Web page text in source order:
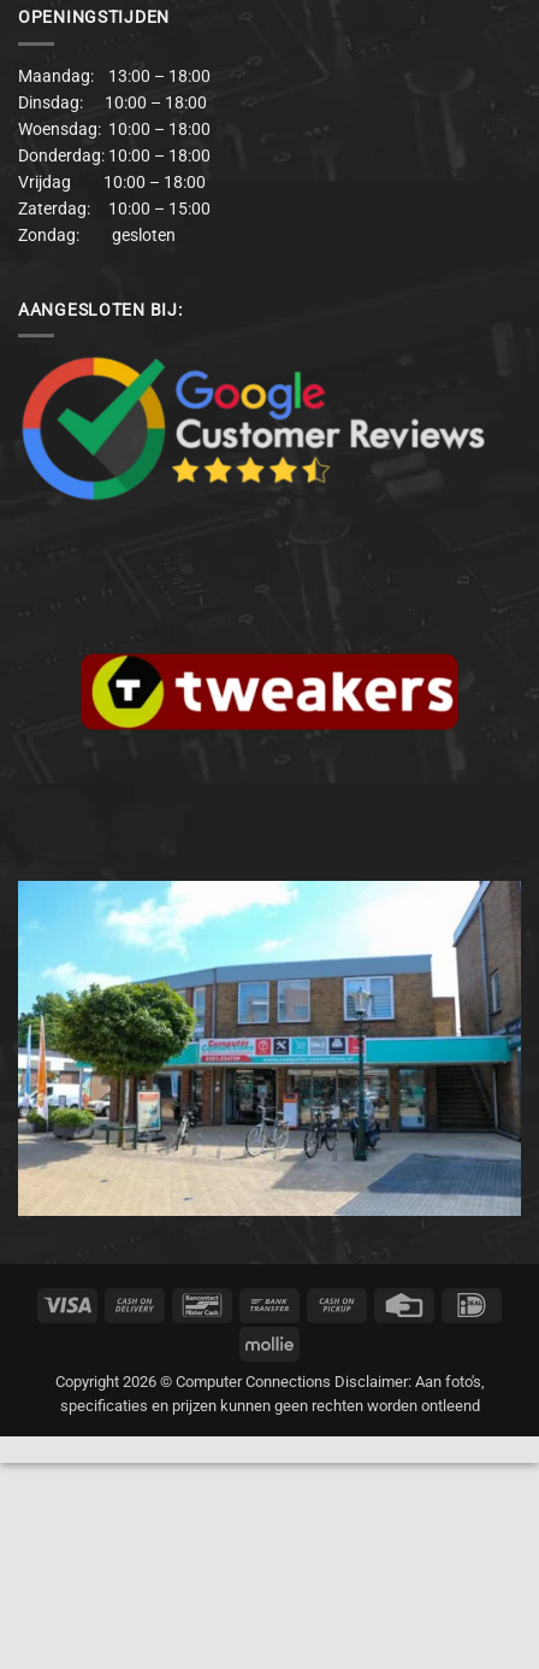
OPENINGSTIJDEN
Maandag: 13:00 – 18:00
Dinsdag: 10:00 – 18:00
Woensdag: 10:00 – 18:00
Donderdag: 10:00 – 18:00
Vrijdag 10:00 – 18:00
Zaterdag: 10:00 – 15:00
Zondag: gesloten
AANGESLOTEN BIJ:
Visa
Cash
Bancontact Bank
Cash
Credit
Mollie
Copyright 2026 © Computer Connections Disclaimer: Aan foto's,
specificaties en prijzen kunnen geen rechten worden ontleend